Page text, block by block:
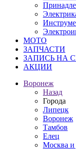
МОТО
ЗАПЧАСТИ
ЗАПИСЬ НА
АКЦИИ
Воронеж
Назад
Города
Липецк
Воронеж
Тамбов
Елец
Москва и